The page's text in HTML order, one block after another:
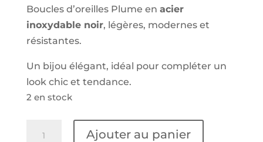
Boucles d’oreilles Plume en acier
inoxydable noir, légères, modernes et
résistantes.
Un bijou élégant, idéal pour compléter un
look chic et tendance.
2 en stock
Ajouter au panier